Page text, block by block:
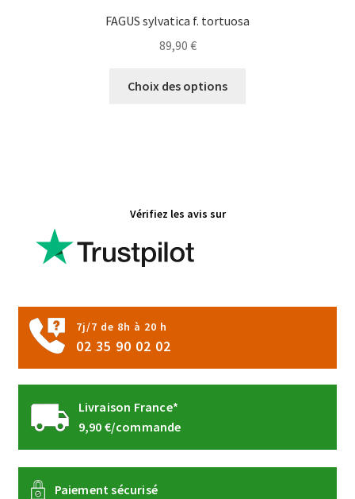
FAGUS sylvatica f. tortuosa
89,90 €
Choix des options
Vérifiez les avis sur
7j/7 de 8h à 20 h
02 35 90 02 02
Livraison France*
9,90 €/commande
Paiement sécurisé